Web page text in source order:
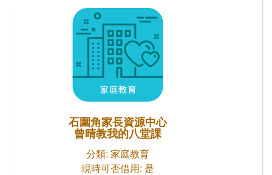
石圍角家長資源中心
曾晴教我的八堂課
分類: 家庭教育
現時可否借用: 是